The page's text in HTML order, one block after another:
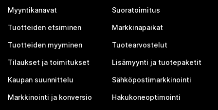
Myyntikanavat
Tuotteiden etsiminen
Tuotteiden myyminen
Tilaukset ja toimitukset
Kaupan suunnittelu
Markkinointi ja konversio
Suoratoimitus
Markkinapaikat
Tuotearvostelut
Lisämyynti ja tuotepaketit
Sähköpostimarkkinointi
Hakukoneoptimointi